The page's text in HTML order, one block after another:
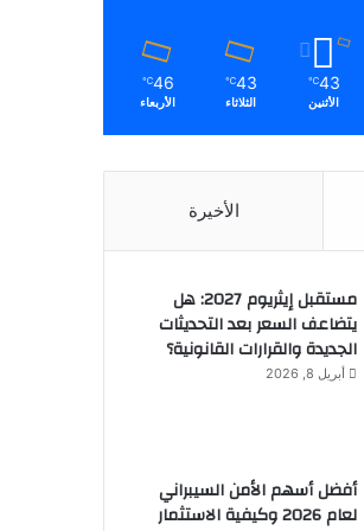
43
℃
الأثنين
43
℃
الثلاثاء
46
℃
الأربعاء
الأخيرة
مستقبل إيثريوم 2027: هل
يتضاعف السعر بعد التحديثات
الجديدة والقرارات القانونية؟
أبريل 8, 2026
أفضل أسهم الأمن السيبراني
لعام 2026 وكيفية الاستثمار